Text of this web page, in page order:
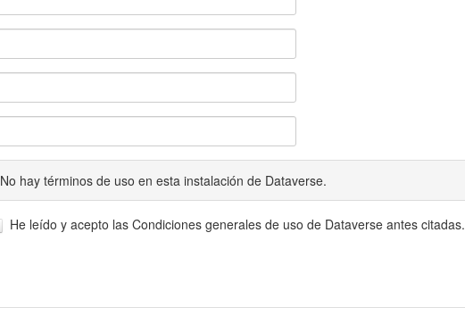
No hay términos de uso en esta instalación de Dataverse.
He leído y acepto las Condiciones generales de uso de Dataverse antes citadas.